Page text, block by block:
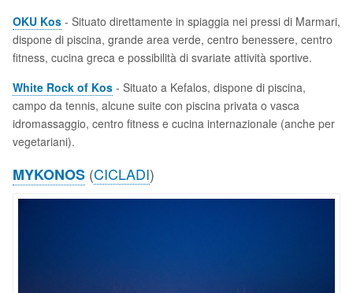
OKU Kos - Situato direttamente in spiaggia nei pressi di Marmari,
dispone di piscina, grande area verde, centro benessere, centro
fitness, cucina greca e possibilità di svariate attività sportive.
White Rock of Kos - Situato a Kefalos, dispone di piscina,
campo da tennis, alcune suite con piscina privata o vasca
idromassaggio, centro fitness e cucina internazionale (anche per
vegetariani).
MYKONOS (CICLADI)